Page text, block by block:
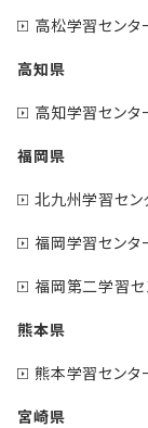
高松学習セン
高知県
高知学習セン
福岡県
北九州学習セ
福岡学習セン
福岡第二学習セ
熊本県
熊本学習セン
宮崎県